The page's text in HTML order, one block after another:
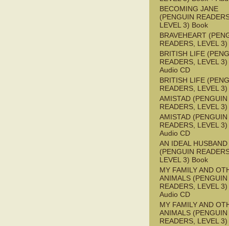
BECOMING JANE
(PENGUIN
LEVEL 3) Book
BRAVEHEART
READERS, LEVEL
BRITISH LIFE
READERS, LEVEL
Audio CD
BRITISH LIFE
READERS, LEVEL
AMISTAD (PENGUIN
READERS, LEVEL
AMISTAD (PENGUIN
READERS, LEVEL
Audio CD
AN IDEAL HUSBAND
(PENGUIN
LEVEL 3) Book
MY FAMILY AND
ANIMALS (PENGUIN
READERS, LEVEL
Audio CD
MY FAMILY AND
ANIMALS (PENGUIN
READERS, LEVEL